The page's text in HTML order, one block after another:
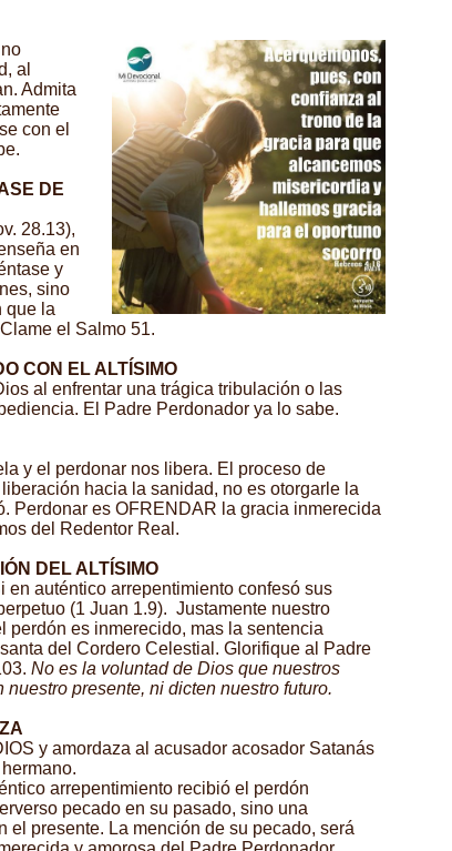
al
Admita
con el
DE
28.13),
en
y
sino
que la
el Salmo 51.
CON EL ALTÍSIMO
al enfrentar una trágica tribulación o las
El Padre Perdonador ya lo sabe.
y el perdonar nos libera. El proceso de
hacia la sanidad, no es otorgarle la
Perdonar es OFRENDAR la gracia inmerecida
del Redentor Real.
DEL ALTÍSIMO
en auténtico arrepentimiento confesó sus
(1 Juan 1.9). Justamente nuestro
perdón es inmerecido, mas la sentencia
del Cordero Celestial. Glorifique al Padre
No es la voluntad de Dios que nuestros
presente, ni dicten nuestro futuro.
y amordaza al acusador acosador Satanás
arrepentimiento recibió el perdón
pecado en su pasado, sino una
el presente. La mención de su pecado, será